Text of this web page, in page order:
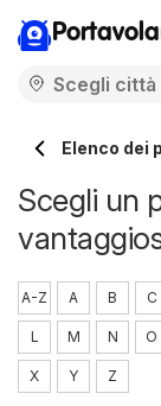
Elenco dei
Scegli un
A-Z A B C
L M N O
X Y Z